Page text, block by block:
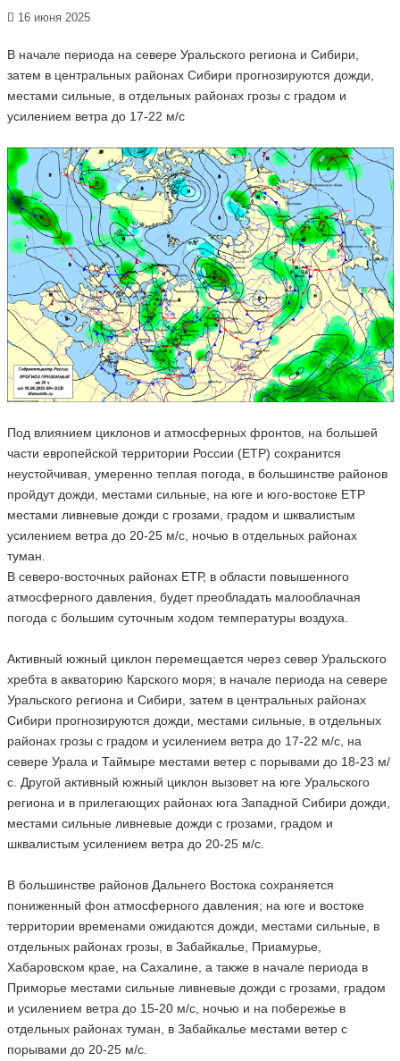
16 июня 2025
В начале периода на севере Уральского региона и Сибири,
затем в центральных районах Сибири прогнозируются дожди,
местами сильные, в отдельных районах грозы с градом и
усилением ветра до 17-22 м/с
Под влиянием циклонов и атмосферных фронтов, на большей
части европейской территории России (ЕТР) сохранится
неустойчивая, умеренно теплая погода, в большинстве районов
пройдут дожди, местами сильные, на юге и юго-востоке ЕТР
местами ливневые дожди с грозами, градом и шквалистым
усилением ветра до 20-25 м/с, ночью в отдельных районах
туман.
В северо-восточных районах ЕТР, в области повышенного
атмосферного давления, будет преобладать малооблачная
погода с большим суточным ходом температуры воздуха.
Активный южный циклон перемещается через север Уральского
хребта в акваторию Карского моря; в начале периода на севере
Уральского региона и Сибири, затем в центральных районах
Сибири прогнозируются дожди, местами сильные, в отдельных
районах грозы с градом и усилением ветра до 17-22 м/с, на
севере Урала и Таймыре местами ветер с порывами до 18-23 м/
с. Другой активный южный циклон вызовет на юге Уральского
региона и в прилегающих районах юга Западной Сибири дожди,
местами сильные ливневые дожди с грозами, градом и
шквалистым усилением ветра до 20-25 м/с.
В большинстве районов Дальнего Востока сохраняется
пониженный фон атмосферного давления; на юге и востоке
территории временами ожидаются дожди, местами сильные, в
отдельных районах грозы, в Забайкалье, Приамурье,
Хабаровском крае, на Сахалине, а также в начале периода в
Приморье местами сильные ливневые дожди с грозами, градом
и усилением ветра до 15-20 м/с, ночью и на побережье в
отдельных районах туман, в Забайкалье местами ветер с
порывами до 20-25 м/с.